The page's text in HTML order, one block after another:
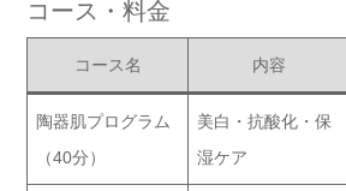
コース・料金
コース名 内容
陶器肌プログラム
（40分）
美白・抗酸化・保
湿ケア